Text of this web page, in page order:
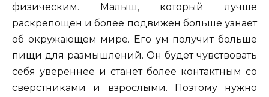
физическим. Малыш, который лучше
раскрепощен и более подвижен больше узнает
об окружающем мире. Его ум получит больше
пищи для размышлений. Он будет чувствовать
себя увереннее и станет более контактным со
сверстниками и взрослыми. Поэтому нужно